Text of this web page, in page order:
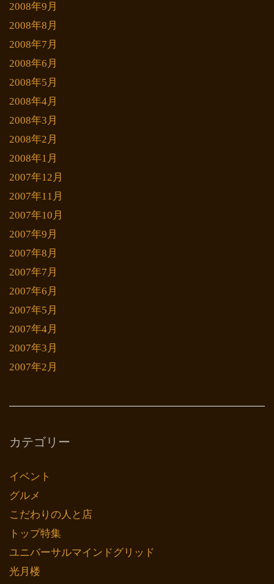
2008年9月
2008年8月
2008年7月
2008年6月
2008年5月
2008年4月
2008年3月
2008年2月
2008年1月
2007年12月
2007年11月
2007年10月
2007年9月
2007年8月
2007年7月
2007年6月
2007年5月
2007年4月
2007年3月
2007年2月
カテゴリー
イベント
グルメ
こだわりの人と店
トップ特集
ユニバーサルマインドグリッド
光月楼